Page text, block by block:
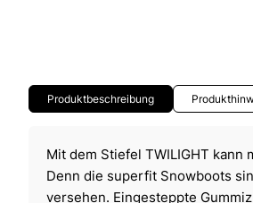
Produktbeschreibung
Mit dem Stiefel TWILIGHT
Denn die superfit Snowboots
versehen. Eingesteppte